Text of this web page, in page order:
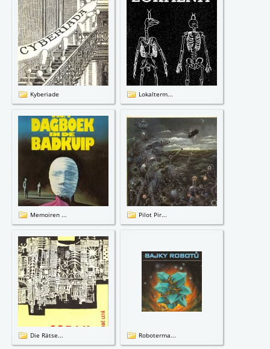
Kyberiade Lokalterm...
Memoiren ... Pilot Pir...
Die Rätse... Roboterma...